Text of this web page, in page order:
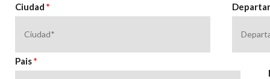
Ciudad *
Pais*